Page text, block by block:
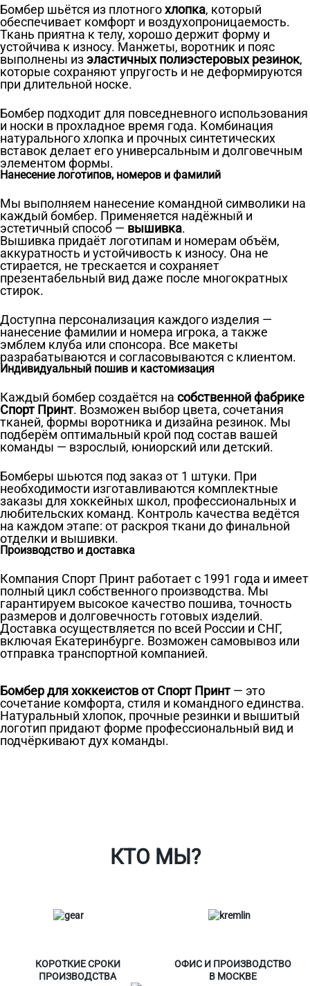
Бомбер шьётся из плотногохлопка, который
обеспечивает комфорт и воздухопроницаемость.
Ткань приятна к телу, хорошо держит форму и
устойчива к износу. Манжеты, воротник и пояс
выполнены из эластичных полиэстеровых резинок,
которые сохраняют упругость и не деформируются
при длительной носке.
Бомбер подходит для повседневного использования
и носки в прохладное время года. Комбинация
натурального хлопка и прочных синтетических
вставок делает его универсальным и долговечным
элементом формы.
Нанесение логотипов, номеров и фамилий
Мы выполняем нанесение командной символики на
каждый бомбер. Применяется надёжный и
эстетичный способ — вышивка.
Вышивка придаёт логотипам и номерам объём,
аккуратность и устойчивость к износу. Она не
стирается, не трескается и сохраняет
презентабельный вид даже после многократных
стирок.
Доступна персонализация каждого изделия —
нанесение фамилии и номера игрока, а также
эмблем клуба или спонсора. Все макеты
разрабатываются и согласовываются с клиентом.
Индивидуальный пошив и кастомизация
Каждый бомбер создаётся на собственной фабрике
Спорт Принт. Возможен выбор цвета, сочетания
тканей, формы воротника и дизайна резинок. Мы
подберём оптимальный крой под состав вашей
команды — взрослый, юниорский или детский.
Бомберы шьются под заказ от 1 штуки. При
необходимости изготавливаются комплектные
заказы для хоккейных школ, профессиональных и
любительских команд. Контроль качества ведётся
на каждом этапе: от раскроя ткани до финальной
отделки и вышивки.
Производство и доставка
Компания Спорт Принт работает с 1991 года и имеет
полный цикл собственного производства. Мы
гарантируем высокое качество пошива, точность
размеров и долговечность готовых изделий.
Доставка осуществляется по всей России и СНГ,
включая Екатеринбурге. Возможен самовывоз или
отправка транспортной компанией.
Бомбер для хоккеистов от Спорт Принт — это
сочетание комфорта, стиля и командного единства.
Натуральный хлопок, прочные резинки и вышитый
логотип придают форме профессиональный вид и
подчёркивают дух команды.
КТО МЫ?
КОРОТКИЕ СРОКИ
ПРОИЗВОДСТВА
ОФИС И ПРОИЗВОДСТВО
В МОСКВЕ